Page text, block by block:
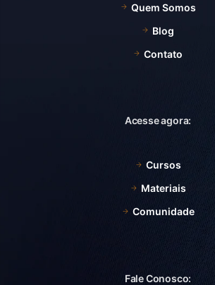
Quem Somos
Blog
Contato
Acesse agora:
Cursos
Materiais
Comunidade
Fale Conosco: